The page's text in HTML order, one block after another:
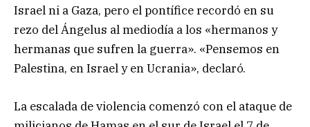
Israel ni a Gaza, pero el pontífice recordó en su
rezo del Ángelus al mediodía a los «hermanos y
hermanas que sufren la guerra». «Pensemos en
Palestina, en Israel y en Ucrania», declaró.
La escalada de violencia comenzó con el ataque de